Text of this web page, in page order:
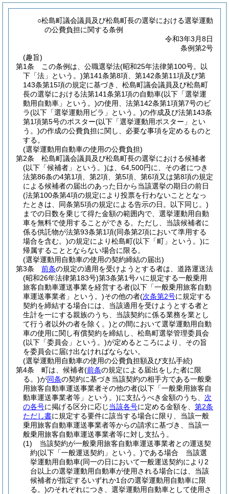
○松島町議会議員及び松島町長の選挙における選挙運動
の公費負担に関する条例
令和3年3月8日
条例第2号
(趣旨)
第1条
この条例は、公職選挙法(昭和25年法律第100号。以
下「法」という。)第141条第8項、第142条第11項及び第
143条第15項の規定に基づき、松島町議会議員及び松島町
長の選挙における法第141条第1項の自動車(以下「選挙運
動用自動車」という。)の使用、法第142条第1項第7号のビ
ラ(以下「選挙運動用ビラ」という。)の作成及び法第143条
第1項第5号のポスター(以下「選挙運動用ポスター」とい
う。)の作成の公費負担に関し、必要な事項を定めるものと
する。
(選挙運動用自動車の使用の公費負担)
第2条
松島町議会議員及び松島町長の選挙における候補者
(以下「候補者」という。)は、64,500円に、その者につき
法第86条の4第1項、第2項、第5項、第6項又は第8項の規定
による候補者の届出のあった日から当該選挙の期日の前日
(法第100条第4項の規定により投票を行わないこととなっ
たときは、同条第5項の規定による告示の日。以下同じ。)
までの日数を乗じて得た金額の範囲内で、選挙運動用自動
車を無料で使用することができる。 ただし、当該候補者に
係る供託物が法第93条第1項(同条第2項において準用する
場合を含む。)の規定により松島町(以下「町」という。)に
帰属することとならない場合に限る。
(選挙運動用自動車の使用の契約締結の届出)
第3条
前条の規定の適用を受けようとする者は、道路運送法
(昭和26年法律第183号)第3条第1号ハに規定する一般乗用
旅客自動車運送事業を経営する者(以下「一般乗用旅客自動
車運送事業者」という。)その他の者(次条第2号に規定する
契約を締結する場合には、当該適用を受けようとする者と
生計を一にする親族のうち、当該契約に係る業務を業とし
て行う者以外の者を除く。)との間において選挙運動用自動
車の使用に関し有償契約を締結し、松島町選挙管理委員会
(以下「委員会」という。)が定めるところにより、その旨
を委員会に届け出なければならない。
(選挙運動用自動車の使用の公費負担額及び支払手続)
第4条
町は、候補者(前条の規定による届出をした者に限
る。)が同条の契約に基づき当該契約の相手方である一般乗
用旅客自動車運送事業者その他の者(以下「一般乗用旅客自
動車運送事業者等」という。)に支払うべき金額のうち、 次
の各号に掲げる区分に応じ当該各号に定める金額を、 第2条
ただし書に規定する要件に該当する場合に限り、当該一般
乗用旅客自動車運送事業者等からの請求に基づき、当該一
般乗用旅客自動車運送事業者等に対し支払う。
(1)
当該契約が一般乗用旅客自動車運送事業者との運送契
約(以下「一般運送契約」という。)である場合 当該選
挙運動用自動車(同一の日において一般運送契約により2
台以上の選挙運動用自動車が使用される場合には、当該
候補者が指定するいずれか1台の選挙運動用自動車に限
る。)のそれぞれにつき、選挙運動用自動車として使用さ